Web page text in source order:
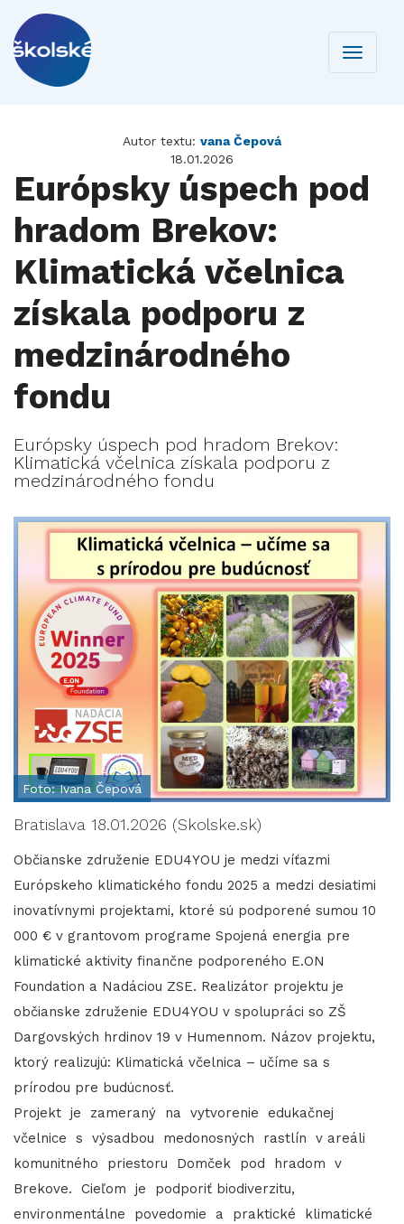
Toggle
Autor textu: vana Čepová
18.01.2026
Európsky úspech pod
hradom Brekov:
Klimatická včelnica
získala podporu z
medzinárodného
fondu
Európsky úspech pod hradom Brekov:
Klimatická včelnica získala podporu z
medzinárodného fondu
Foto: Ivana Čepová
Bratislava 18.01.2026 (Skolske.sk)
Občianske združenie EDU4YOU je medzi víťazmi
Európskeho klimatického fondu 2025 a medzi desiatimi
inovatívnymi projektami, ktoré sú podporené sumou 10
000 € v grantovom programe Spojená energia pre
klimatické aktivity finančne podporeného E.ON
Foundation a Nadáciou ZSE. Realizátor projektu je
občianske združenie EDU4YOU v spolupráci so ZŠ
Dargovských hrdinov 19 v Humennom. Názov projektu,
ktorý realizujú: Klimatická včelnica – učíme sa s
prírodou pre budúcnosť.
Projekt je zameraný na vytvorenie edukačnej
včelnice s výsadbou medonosných rastlín v areáli
komunitného priestoru Domček pod hradom v
Brekove. Cieľom je podporiť biodiverzitu,
environmentálne povedomie a praktické klimatické